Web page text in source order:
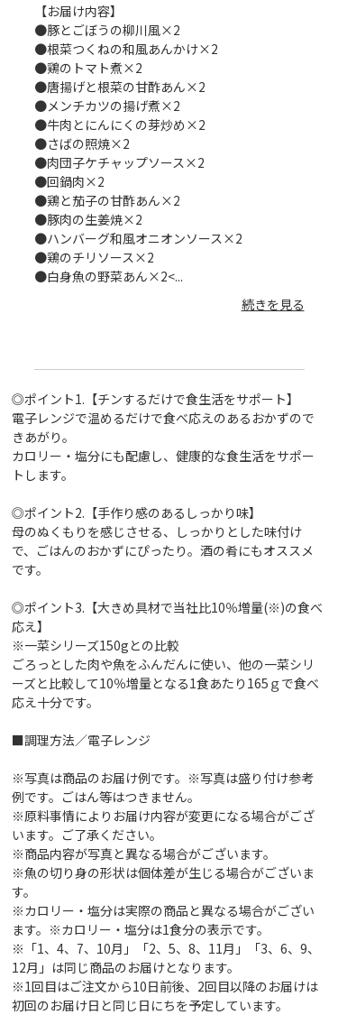
【お届け内容】
●豚とごぼうの柳川風×2
●根菜つくねの和風あんかけ×2
●鶏のトマト煮×2
●唐揚げと根菜の甘酢あん×2
●メンチカツの揚げ煮×2
●牛肉とにんにくの芽炒め×2
●さばの照焼×2
●肉団子ケチャップソース×2
●回鍋肉×2
●鶏と茄子の甘酢あん×2
●豚肉の生姜焼×2
●ハンバーグ和風オニオンソース×2
●鶏のチリソース×2
●白身魚の野菜あん×2<...
続きを見る
◎ポイント1.【チンするだけで食生活をサポート】
電子レンジで温めるだけで食べ応えのあるおかずので
きあがり。
カロリー・塩分にも配慮し、健康的な食生活をサポー
トします。
◎ポイント2.【手作り感のあるしっかり味】
母のぬくもりを感じさせる、しっかりとした味付け
で、ごはんのおかずにぴったり。酒の肴にもオススメ
です。
◎ポイント3.【大きめ具材で当社比10％増量(※)の食べ
応え】
※一菜シリーズ150gとの比較
ごろっとした肉や魚をふんだんに使い、他の一菜シリ
ーズと比較して10％増量となる1食あたり165ｇで食べ
応え十分です。
■調理方法／電子レンジ
※写真は商品のお届け例です。※写真は盛り付け参考
例です。ごはん等はつきません。
※原料事情によりお届け内容が変更になる場合がござ
います。ご了承ください。
※商品内容が写真と異なる場合がございます。
※魚の切り身の形状は個体差が生じる場合がございま
す。
※カロリー・塩分は実際の商品と異なる場合がござい
ます。※カロリー・塩分は1食分の表示です。
※「1、4、7、10月」「2、5、8、11月」「3、6、9、
12月」は同じ商品のお届けとなります。
※1回目はご注文から10日前後、2回目以降のお届けは
初回のお届け日と同じ日にちを予定しています。